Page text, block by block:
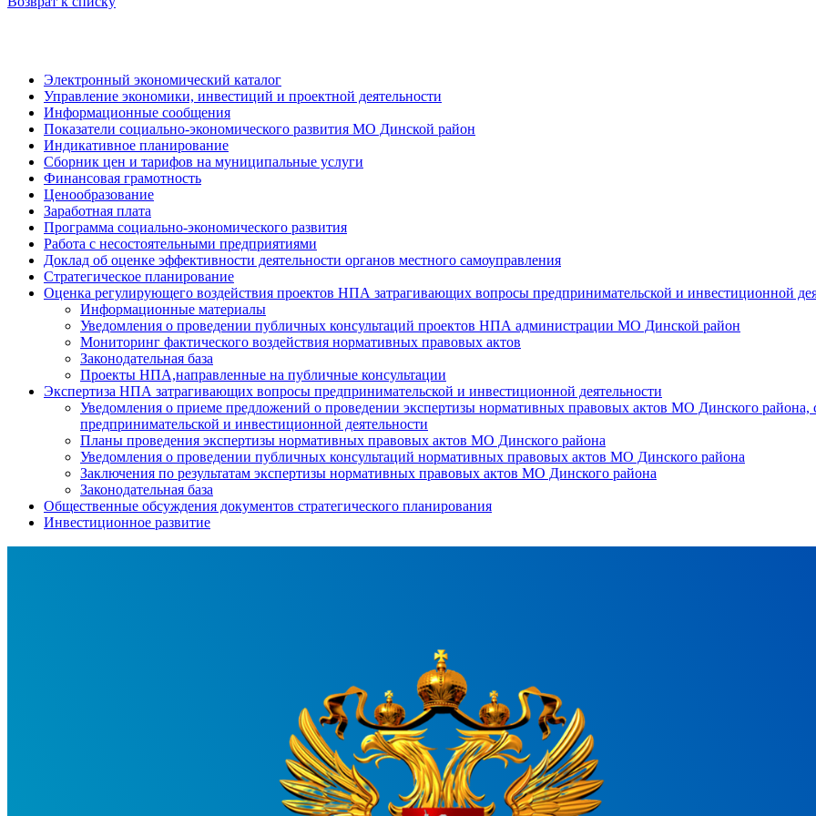
Электронный экономический каталог
Управление экономики, инвестиций и проектной деятельности
Информационные сообщения
Показатели социально-экономического развития МО Динской район
Индикативное планирование
Сборник цен и тарифов на муниципальные услуги
Финансовая грамотность
Ценообразование
Заработная плата
Программа социально-экономического развития
Работа с несостоятельными предприятиями
Доклад об оценке эффективности деятельности органов местного самоуправления
Стратегическое планирование
Оценка регулирующего воздействия проектов НПА затрагивающих вопросы предпринимательской и инвестиционной
Информационные материалы
Уведомления о проведении публичных консультаций проектов НПА администрации МО Динской район
Мониторинг фактического воздействия нормативных правовых актов
Законодательная база
Проекты НПА,направленные на публичные консультации
Экспертиза НПА затрагивающих вопросы предпринимательской и инвестиционной деятельности
Уведомления о приеме предложений о проведении экспертизы нормативных правовых актов МО Динского
предпринимательской и инвестиционной деятельности
Планы проведения экспертизы нормативных правовых актов МО Динского района
Уведомления о проведении публичных консультаций нормативных правовых актов МО Динского района
Заключения по результатам экспертизы нормативных правовых актов МО Динского района
Законодательная база
Общественные обсуждения документов стратегического планирования
Инвестиционное развитие